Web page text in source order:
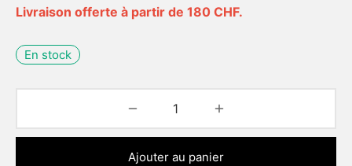
Livraison offerte à partir de 180 CHF.
En stock
Ajouter au panier